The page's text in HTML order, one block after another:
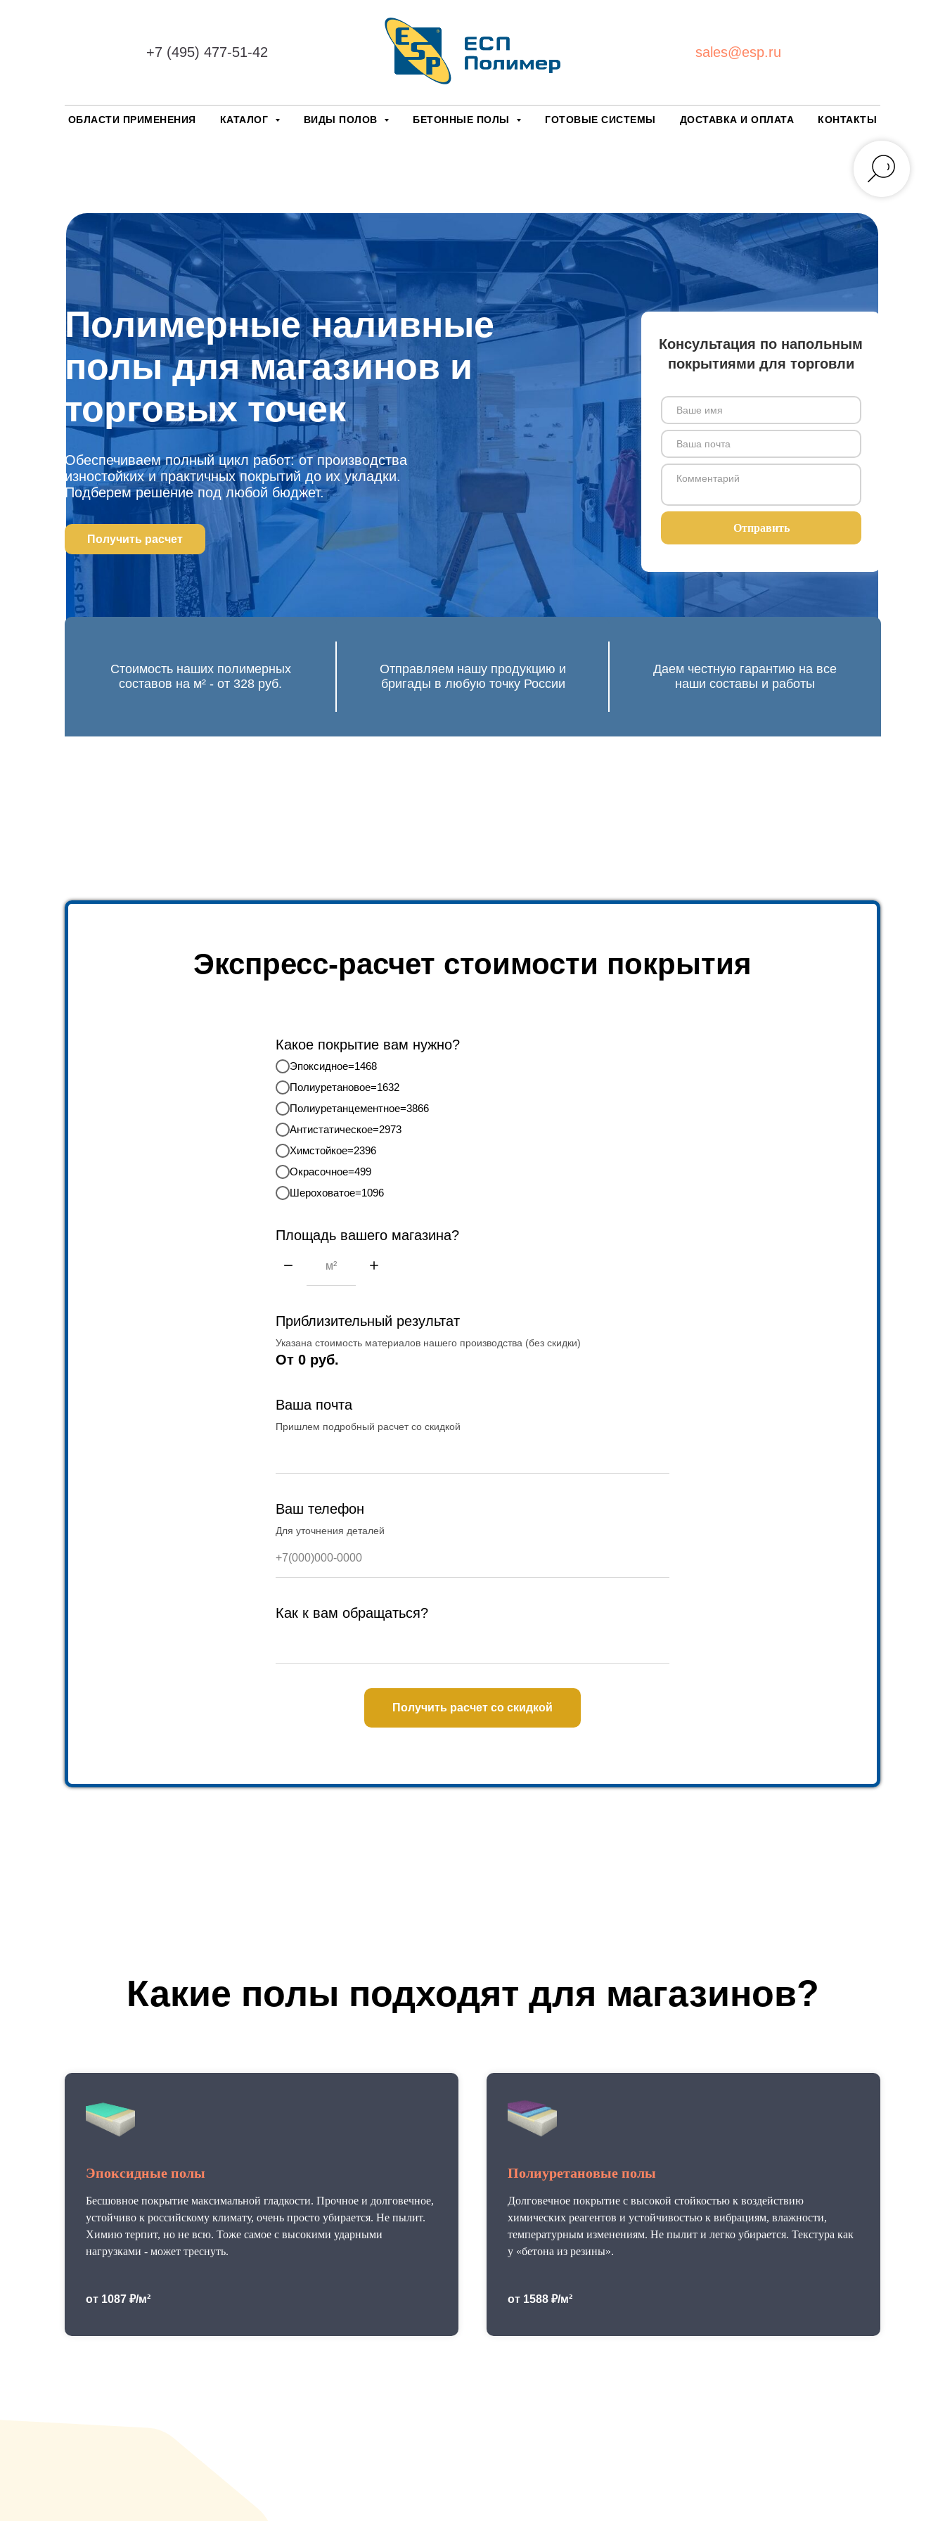
+7 (495) 477-51-42 sales@esp.ru
ОБЛАСТИ ПРИМЕНЕНИЯ КАТАЛОГ ВИДЫ ПОЛОВ БЕТОННЫЕ ПОЛЫ ГОТОВЫЕ СИСТЕМЫ ДОСТАВКА И ОПЛАТА КОНТАКТЫ
Отправить
Консультация по напольным
покрытиями для торговли
Полимерные наливные
полы для магазинов и
торговых точек
Обеспечиваем полный цикл работ: от производства
изностойких и практичных покрытий до их укладки.
Подберем решение под любой бюджет.
Получить расчет
Отправляем нашу продукцию и
бригады в любую точку России
Стоимость наших полимерных
составов на м² - от 328 руб.
Даем честную гарантию на все
наши составы и работы
Экспресс-расчет стоимости покрытия
Какое покрытие вам нужно?
Эпоксидное=1468
Полиуретановое=1632
Полиуретанцементное=3866
Антистатическое=2973
Химстойкое=2396
Окрасочное=499
Шероховатое=1096
Площадь вашего магазина?
Приблизительный результат
Указана стоимость материалов нашего производства (без скидки)
От 0 руб.
Ваша почта
Пришлем подробный расчет со скидкой
Ваш телефон
Для уточнения деталей
Как к вам обращаться?
Получить расчет со скидкой
Какие полы подходят для магазинов?
Эпоксидные полы
Бесшовное покрытие максимальной гладкости. Прочное и долговечное,
устойчиво к российскому климату, очень просто убирается. Не пылит.
Химию терпит, но не всю. Тоже самое с высокими ударными
нагрузками - может треснуть.
от 1087 ₽/м²
Полиуретановые полы
Долговечное покрытие с высокой стойкостью к воздействию
химических реагентов и устойчивостью к вибрациям, влажности,
температурным изменениям. Не пылит и легко убирается. Текстура как
у «бетона из резины».
от 1588 ₽/м²